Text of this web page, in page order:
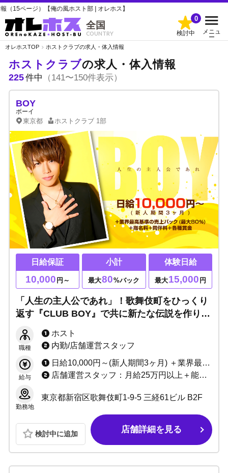
の風ホスト部 | オレホス】
全国
COUNTRY 検討中
0
メニュ
ー
オレホスTOP ホストクラブの求人・体入情報
ホストクラブの求人・体入情報
225件中 （141〜150件表示）
BOY
ボーイ
東京都 ホストクラブ 1部
日給保証
10,000 円～
小計
最大80%バック
体験日給
最大15,000 円
「人生の主人公であれ」！歌舞伎町をひっくり
返す『CLUB BOY』で共に新たな伝説を作りま
知識まですべて伝授します！
職種
ホスト
内勤/店舗運営スタッフ
給与
日給10,000円～(新人期間3ヶ月) ＋業界最高基準の売上バック(最大80％) ＋指名料＋同伴料＋各種賞金
店舗運営スタッフ：月給25万円以上＋能力給 ※業績に応じて昇給随時
勤務地
東京都新宿区歌舞伎町1-9-5 三経61ビル B2F
検討中に追加 店舗詳細を見る